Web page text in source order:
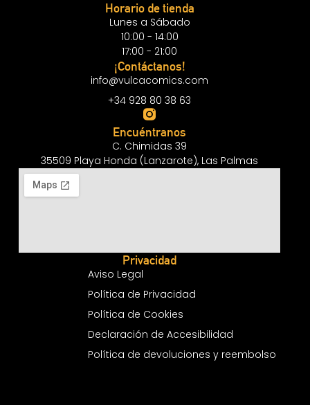
Horario de tienda
Lunes a Sábado
10:00 - 14:00
17:00 - 21:00
¡Contáctanos!
info@vulcacomics.com
+34 928 80 38 63
Encuéntranos
C. Chimidas 39
35509 Playa Honda (Lanzarote), Las Palmas
Privacidad
Aviso Legal
Política de Privacidad
Política de Cookies
Declaración de Accesibilidad
Política de devoluciones y reembolso